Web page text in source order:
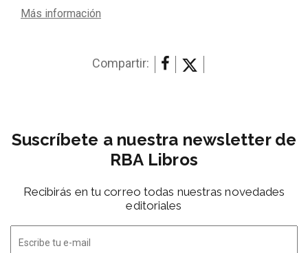
Más información
Compartir:
Suscríbete a nuestra newsletter de
RBA Libros
Recibirás en tu correo todas nuestras novedades
editoriales